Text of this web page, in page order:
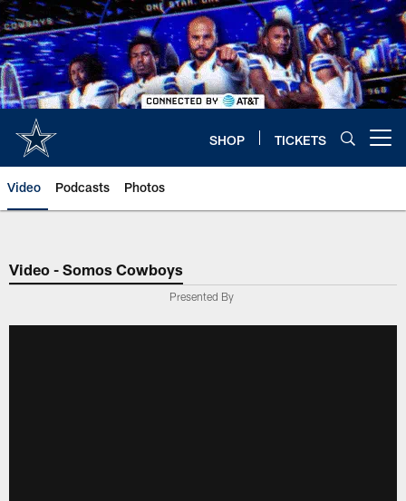
Skip
to
main
content
SHOP TICKETS
Video Podcasts Photos
Video - Somos Cowboys
Presented By